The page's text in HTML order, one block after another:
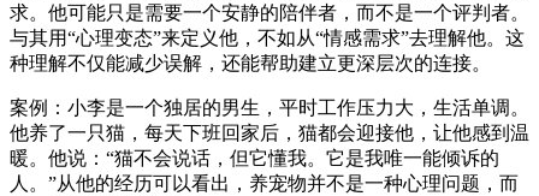
求。他可能只是需要一个安静的陪伴者，而不是一个评判者。
与其用“心理变态”来定义他，不如从“情感需求”去理解他。这
种理解不仅能减少误解，还能帮助建立更深层次的连接。
案例：小李是一个独居的男生，平时工作压力大，生活单调。
他养了一只猫，每天下班回家后，猫都会迎接他，让他感到温
暖。他说：“猫不会说话，但它懂我。它是我唯一能倾诉的
人。”从他的经历可以看出，养宠物并不是一种心理问题，而